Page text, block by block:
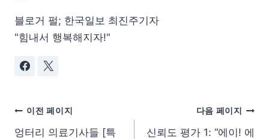
블로거 펄; 한국일보 최진주기자
"힘내서 행복해지자!"
이전 페이지
엉터리 의료기사들 [특
다음 페이지
신뢰도 평가 1: “에이! 에